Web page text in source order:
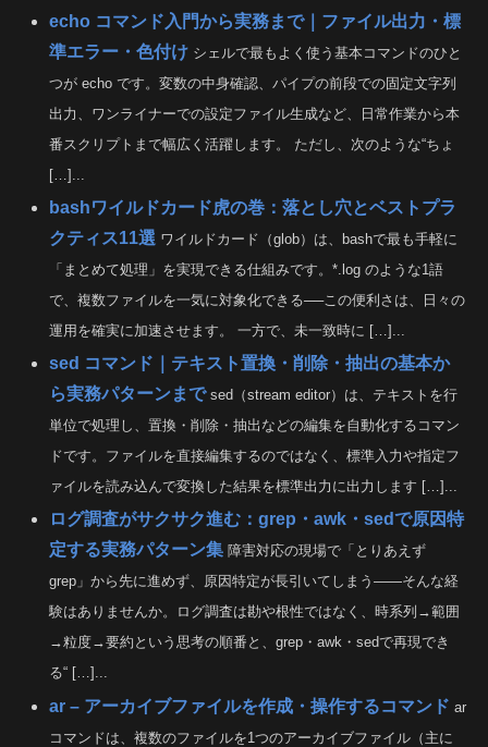
echo コマンド入門から実務まで｜ファイル出力・標
準エラー・色付け シェルで最もよく使う基本コマンドのひと
つが echo です。変数の中身確認、パイプの前段での固定文字列
出力、ワンライナーでの設定ファイル生成など、日常作業から本
番スクリプトまで幅広く活躍します。 ただし、次のような“ちょ
[…]...
bashワイルドカード虎の巻：落とし穴とベストプラ
クティス11選 ワイルドカード（glob）は、bashで最も手軽に
「まとめて処理」を実現できる仕組みです。*.log のような1語
で、複数ファイルを一気に対象化できる──この便利さは、日々の
運用を確実に加速させます。 一方で、未一致時に […]...
sed コマンド｜テキスト置換・削除・抽出の基本か
ら実務パターンまで sed（stream editor）は、テキストを行
単位で処理し、置換・削除・抽出などの編集を自動化するコマン
ドです。ファイルを直接編集するのではなく、標準入力や指定フ
ァイルを読み込んで変換した結果を標準出力に出力します […]...
ログ調査がサクサク進む：grep・awk・sedで原因特
定する実務パターン集 障害対応の現場で「とりあえず
grep」から先に進めず、原因特定が長引いてしまう——そんな経
験はありませんか。ログ調査は勘や根性ではなく、時系列→範囲
→粒度→要約という思考の順番と、grep・awk・sedで再現でき
る“ […]...
ar – アーカイブファイルを作成・操作するコマンド ar
コマンドは、複数のファイルを1つのアーカイブファイル（主に